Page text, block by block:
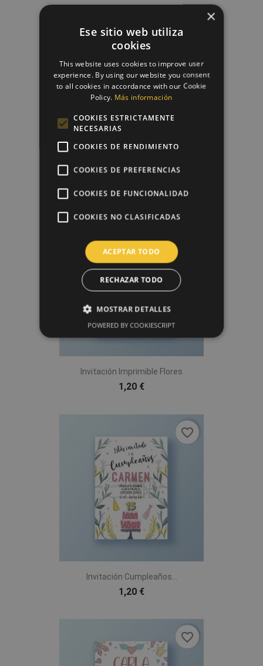
Etiquetas Imprimibles Love...
Invitación Imprimible Flores
1,20 €
Invitación Cumpleaños...
1,20 €
favorite_border
favorite_border
×
Ese sitio web utiliza
cookies
This website uses cookies to improve user
experience. By using our website you consent
to all cookies in accordance with our Cookie
Policy. Más información
COOKIES ESTRICTAMENTE
NECESARIAS
COOKIES DE RENDIMIENTO
COOKIES DE PREFERENCIAS
COOKIES DE FUNCIONALIDAD
COOKIES NO CLASIFICADAS
ACEPTAR TODO
RECHAZAR TODO
MOSTRAR DETALLES
POWERED BY COOKIESCRIPT